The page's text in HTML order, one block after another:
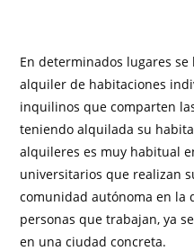
En determinados lugares
alquiler de habitaciones
inquilinos que comparten
teniendo alquilada su
alquileres es muy habitual
universitarios que realizan
comunidad autónoma en la
personas que trabajan, ya
en una ciudad concreta.